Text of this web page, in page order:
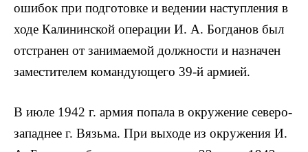
ошибок при подготовке и ведении наступления в
ходе Калининской операции И. А. Богданов был
отстранен от занимаемой должности и назначен
заместителем командующего 39-й армией.
В июле 1942 г. армия попала в окружение северо-
западнее г. Вязьма. При выходе из окружения И.